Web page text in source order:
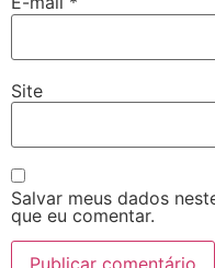
Site
Salvar meus dados
que eu comentar.